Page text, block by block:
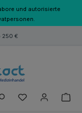
und autorisierte
250 €
Du hast 0